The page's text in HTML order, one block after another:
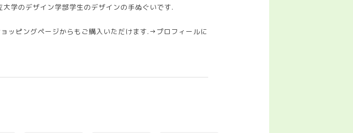
学のデザイン学部学生のデザインの手ぬぐいです.
ッピングページからもご購入いただけます.→プロフィールに